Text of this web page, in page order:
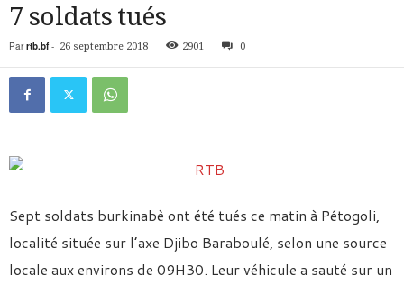
7 soldats tués
Par rtb.bf- 26 septembre 2018 2901 0
Sept soldats burkinabè ont été tués ce matin à Pétogoli,
localité située sur l’axe Djibo Baraboulé, selon une source
locale aux environs de 09H30. Leur véhicule a sauté sur un